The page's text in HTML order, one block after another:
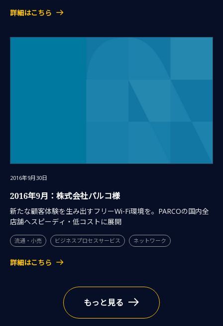
詳細はこちら
2016年9月30日
2016年9月：株式会社パルコ様
新たな顧客体験を生み出すフリーWi-Fi環境を。PARCOの国内全
店舗へスピーディ・低コストに展開
流通・小売 ビジネスプロセスサービス ネットワーク
詳細はこちら
もっと見る